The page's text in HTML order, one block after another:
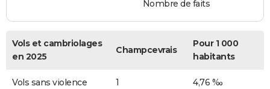
Nombre de faits
Vols et cambriolages
en 2025
Champcevrais
Pour 1 000
habitants
Vols sans violence
1 4,76 ‰